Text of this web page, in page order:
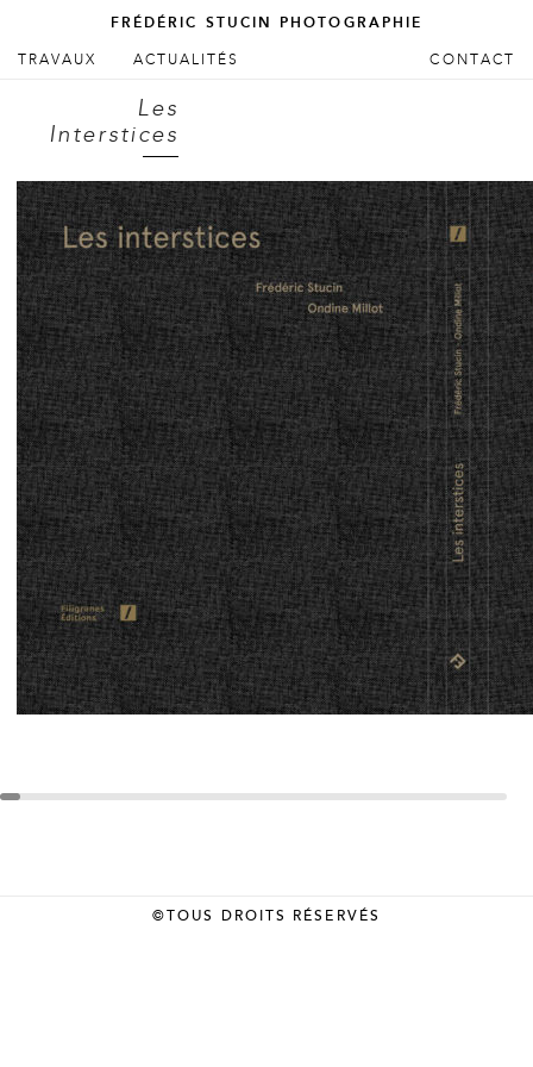
FRÉDÉRIC STUCIN PHOTOGRAPHIE
Menu principal
ALLER AU CONTENU PRINCIPAL
ALLER AU CONTENU SECONDAIRE
TRAVAUX ACTUALITÉS CONTACT
Les
Interstices
©TOUS DROITS RÉSERVÉS